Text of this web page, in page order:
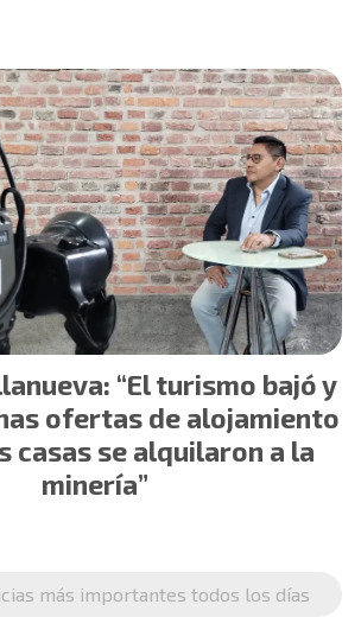
“El turismo bajó y
ofertas de alojamiento
casas se alquilaron a la
minería”
más importantes todos los días